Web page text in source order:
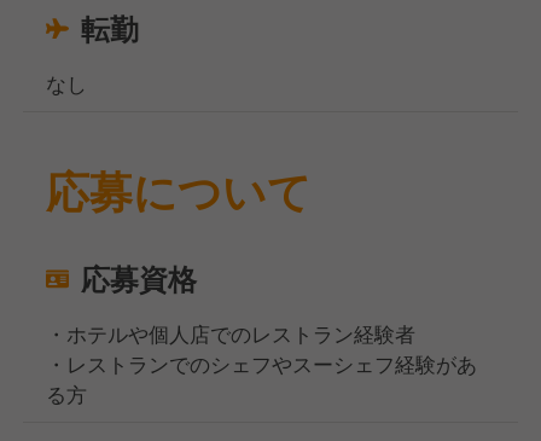
転勤
なし
応募について
応募資格
・ホテルや個人店でのレストラン経験者
・レストランでのシェフやスーシェフ経験があ
る方